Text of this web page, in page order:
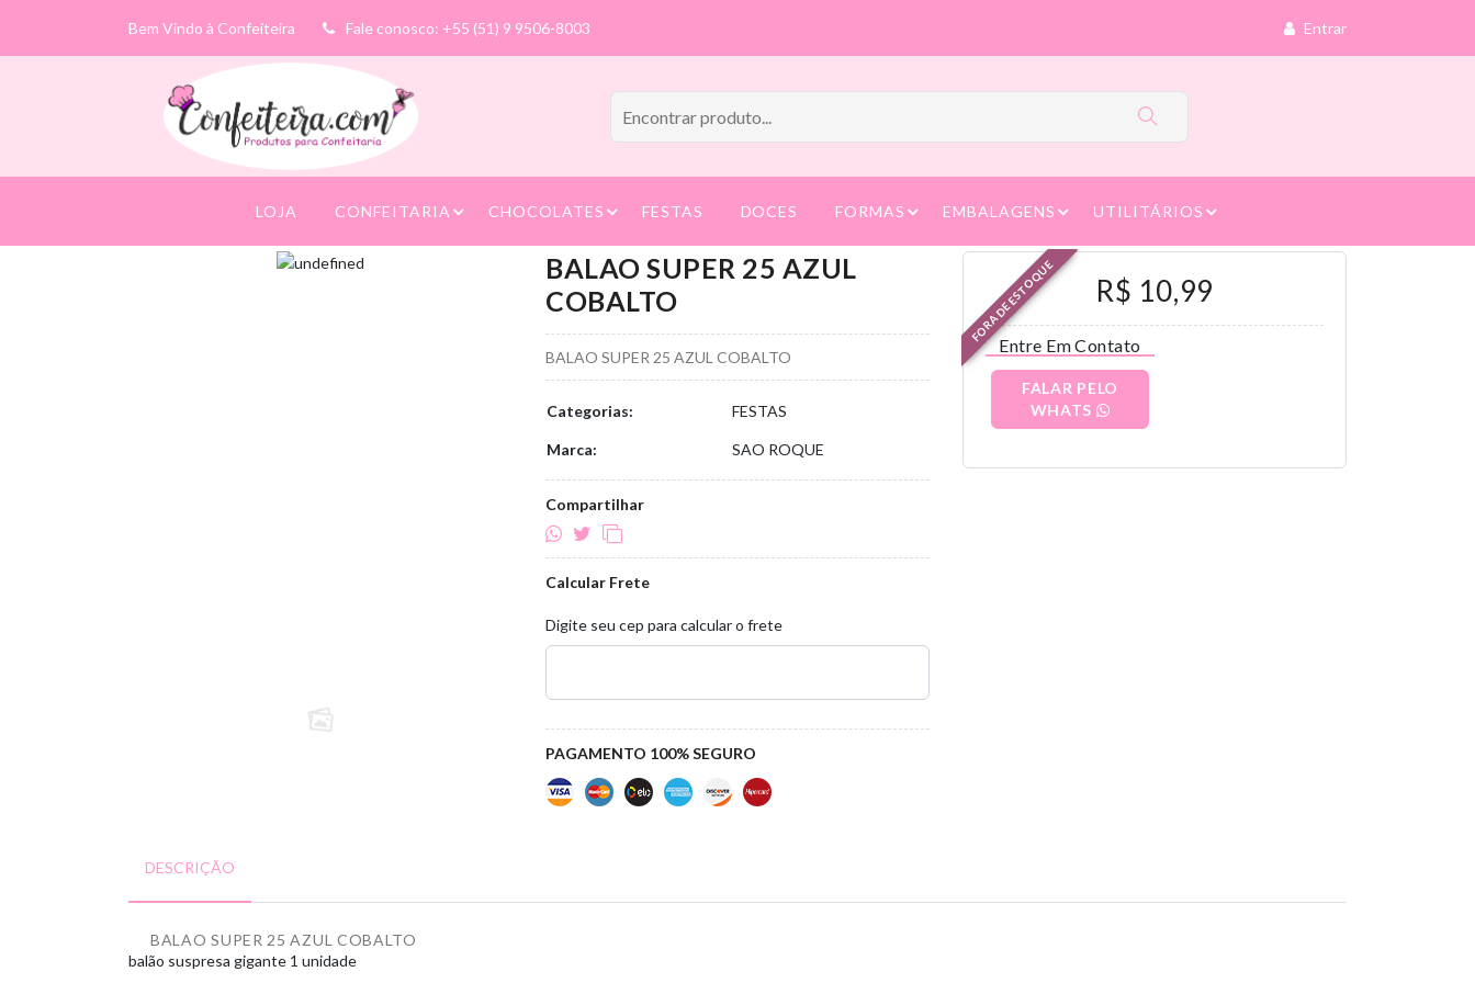
Bem Vindo à Confeiteira Fale conosco: +55 (51) 9 9506-8003 Entrar
LOJA CONFEITARIA CHOCOLATES FESTAS DOCES FORMAS EMBALAGENS UTILITÁRIOS
BALAO SUPER 25 AZUL
COBALTO
BALAO SUPER 25 AZUL COBALTO
Categorias: FESTAS
Marca: SAO ROQUE
Compartilhar
Calcular Frete
Digite seu cep para calcular o frete
PAGAMENTO 100% SEGURO
FORA DE ESTOQUE R$ 10,99
Entre Em Contato
FALAR PELO
WHATS
DESCRIÇÃO
BALAO SUPER 25 AZUL COBALTO
balão suspresa gigante 1 unidade